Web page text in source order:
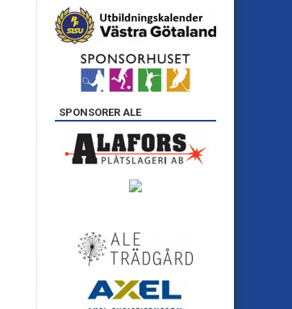
SPONSORER ALE